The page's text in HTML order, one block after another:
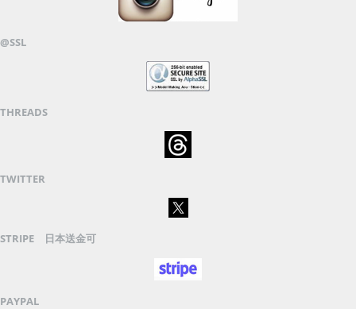
@SSL
THREADS
TWITTER
STRIPE 日本送金可
PAYPAL